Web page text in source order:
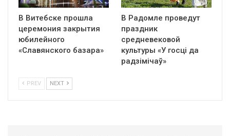
В Витебске прошла
церемония закрытия
юбилейного
«Славянского базара»
В Радомле проведут
праздник
средневековой
культуры «У госці да
радзімічаў»
PREV NEXT